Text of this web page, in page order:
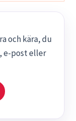
och kära, du
e-post eller